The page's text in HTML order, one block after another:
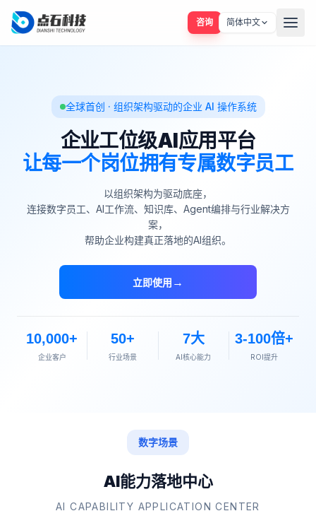
咨询 简体中文
全球首创 · 组织架构驱动的企业 AI 操作系统
企业工位级AI应用平台
让每一个岗位拥有专属数字员工
以组织架构为驱动底座，
连接数字员工、AI工作流、知识库、Agent编排与行业解决方
案，
帮助企业构建真正落地的AI组织。
立即使用 →
10,000+
企业客户
50+
行业场景
7大
AI核心能力
3-100倍+
ROI提升
数字场景
AI能力落地中心
AI CAPABILITY APPLICATION CENTER